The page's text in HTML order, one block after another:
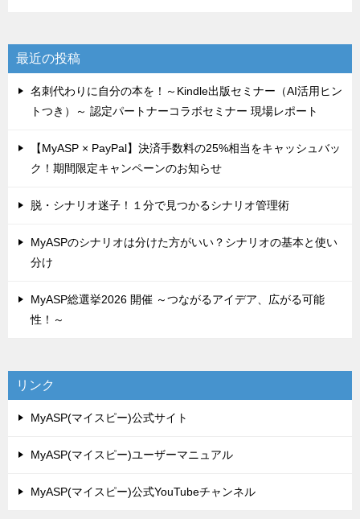
最近の投稿
名刺代わりに自分の本を！～Kindle出版セミナー（AI活用ヒン
トつき）～ 認定パートナーコラボセミナー 現場レポート
【MyASP × PayPal】決済手数料の25%相当をキャッシュバッ
ク！期間限定キャンペーンのお知らせ
脱・シナリオ迷子！１分で見つかるシナリオ管理術
MyASPのシナリオは分けた方がいい？シナリオの基本と使い
分け
MyASP総選挙2026 開催 ～つながるアイデア、広がる可能
性！～
リンク
MyASP(マイスピー)公式サイト
MyASP(マイスピー)ユーザーマニュアル
MyASP(マイスピー)公式YouTubeチャンネル